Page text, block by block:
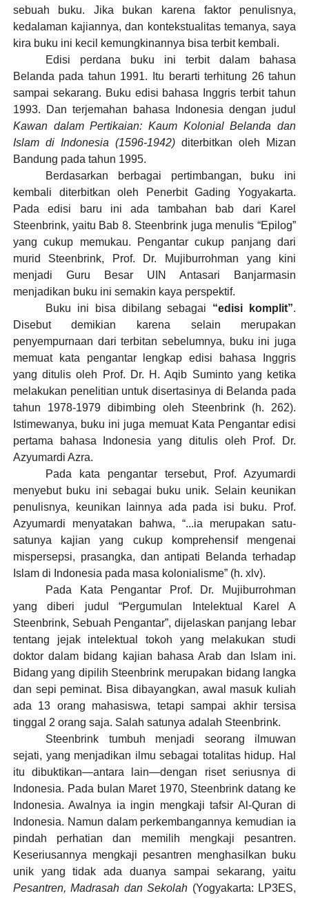
sebuah buku. Jika bukan karena faktor penulisnya,
kedalaman kajiannya, dan kontekstualitas temanya, saya
kira buku ini kecil kemungkinannya bisa terbit kembali.
Edisi perdana buku ini terbit dalam bahasa
Belanda pada tahun 1991. Itu berarti terhitung 26 tahun
sampai sekarang. Buku edisi bahasa Inggris terbit tahun
1993. Dan terjemahan bahasa Indonesia dengan judul
Kawan dalam Pertikaian: Kaum Kolonial Belanda dan
Islam di Indonesia (1596-1942)diterbitkan oleh Mizan
Bandung pada tahun 1995.
Berdasarkan berbagai pertimbangan, buku ini
kembali diterbitkan oleh Penerbit Gading Yogyakarta.
Pada edisi baru ini ada tambahan bab dari Karel
Steenbrink, yaitu Bab 8. Steenbrink juga menulis “Epilog”
yang cukup memukau. Pengantar cukup panjang dari
murid Steenbrink, Prof. Dr. Mujiburrohman yang kini
menjadi Guru Besar UIN Antasari Banjarmasin
menjadikan buku ini semakin kaya perspektif.
Buku ini bisa dibilang sebagai “edisi komplit”.
Disebut demikian karena selain merupakan
penyempurnaan dari terbitan sebelumnya, buku ini juga
memuat kata pengantar lengkap edisi bahasa Inggris
yang ditulis oleh Prof. Dr. H. Aqib Suminto yang ketika
melakukan penelitian untuk disertasinya di Belanda pada
tahun 1978-1979 dibimbing oleh Steenbrink (h. 262).
Istimewanya, buku ini juga memuat Kata Pengantar edisi
pertama bahasa Indonesia yang ditulis oleh Prof. Dr.
Azyumardi Azra.
Pada kata pengantar tersebut, Prof. Azyumardi
menyebut buku ini sebagai buku unik. Selain keunikan
penulisnya, keunikan lainnya ada pada isi buku. Prof.
Azyumardi menyatakan bahwa, “...ia merupakan satu-
satunya kajian yang cukup komprehensif mengenai
mispersepsi, prasangka, dan antipati Belanda terhadap
Islam di Indonesia pada masa kolonialisme” (h. xlv).
Pada Kata Pengantar Prof. Dr. Mujiburrohman
yang diberi judul “Pergumulan Intelektual Karel A
Steenbrink, Sebuah Pengantar”, dijelaskan panjang lebar
tentang jejak intelektual tokoh yang melakukan studi
doktor dalam bidang kajian bahasa Arab dan Islam ini.
Bidang yang dipilih Steenbrink merupakan bidang langka
dan sepi peminat. Bisa dibayangkan, awal masuk kuliah
ada 13 orang mahasiswa, tetapi sampai akhir tersisa
tinggal 2 orang saja. Salah satunya adalah Steenbrink.
Steenbrink tumbuh menjadi seorang ilmuwan
sejati, yang menjadikan ilmu sebagai totalitas hidup. Hal
itu dibuktikan—antara lain—dengan riset seriusnya di
Indonesia. Pada bulan Maret 1970, Steenbrink datang ke
Indonesia. Awalnya ia ingin mengkaji tafsir Al-Quran di
Indonesia. Namun dalam perkembangannya kemudian ia
pindah perhatian dan memilih mengkaji pesantren.
Keseriusannya mengkaji pesantren menghasilkan buku
unik yang tidak ada duanya sampai sekarang, yaitu
Pesantren, Madrasah dan Sekolah (Yogyakarta: LP3ES,